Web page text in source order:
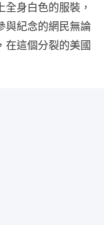
身白色的服裝，
與紀念的網民無論
在這個分裂的美國